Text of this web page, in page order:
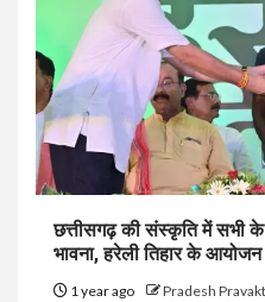
छत्तीसगढ़ की संस्कृति में सभी
भावना, हरेली तिहार के
1 year ago Pradesh